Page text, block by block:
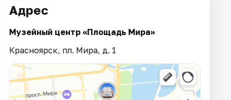
Адрес
Музейный центр «Площадь Мира»
Красноярск, пл. Мира, д. 1